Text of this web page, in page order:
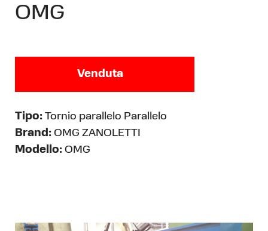
OMG
Venduta
Tipo: Tornio parallelo Parallelo
Brand: OMG ZANOLETTI
Modello: OMG